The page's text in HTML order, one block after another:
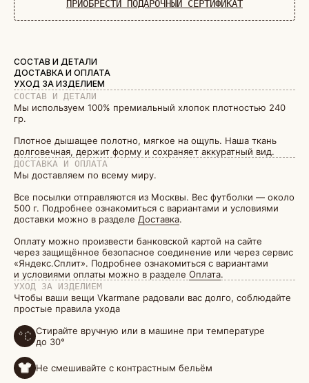
ПРИОБРЕСТИ ПОДАРОЧНЫЙ СЕРТИФИКАТ
СОСТАВ И ДЕТАЛИ
ДОСТАВКА И ОПЛАТА
УХОД ЗА ИЗДЕЛИЕМ
СОСТАВ И ДЕТАЛИ
Мы используем 100% премиальный хлопок плотностью 240
гр.
Плотное дышащее полотно, мягкое на ощупь. Наша ткань
долговечная, держит форму и сохраняет аккуратный вид.
ДОСТАВКА И ОПЛАТА
Мы доставляем по всему миру.
Все посылки отправляются из Москвы. Вес футболки — около
500 г. Подробнее ознакомиться с вариантами и условиями
доставки можно в разделе Доставка.
Оплату можно произвести банковской картой на сайте
через защищённое безопасное соединение или через сервис
«Яндекс.Сплит». Подробнее ознакомиться с вариантами
и условиями оплаты можно в разделе Оплата.
УХОД ЗА ИЗДЕЛИЕМ
Чтобы ваши вещи Vkarmane радовали вас долго, соблюдайте
простые правила ухода
Стирайте вручную или в машине при температуре
до 30°
Не смешивайте с контрастным бельём